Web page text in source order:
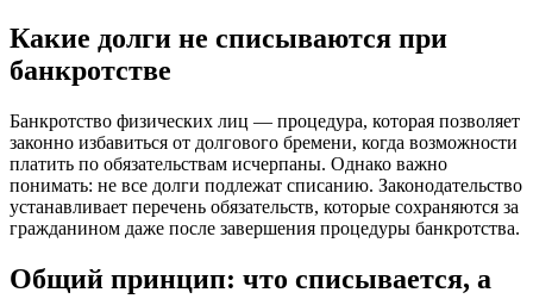
Какие долги не списываются при
банкротстве
Банкротство физических лиц — процедура, которая позволяет
законно избавиться от долгового бремени, когда возможности
платить по обязательствам исчерпаны. Однако важно
понимать: не все долги подлежат списанию. Законодательство
устанавливает перечень обязательств, которые сохраняются за
гражданином даже после завершения процедуры банкротства.
Общий принцип: что списывается, а